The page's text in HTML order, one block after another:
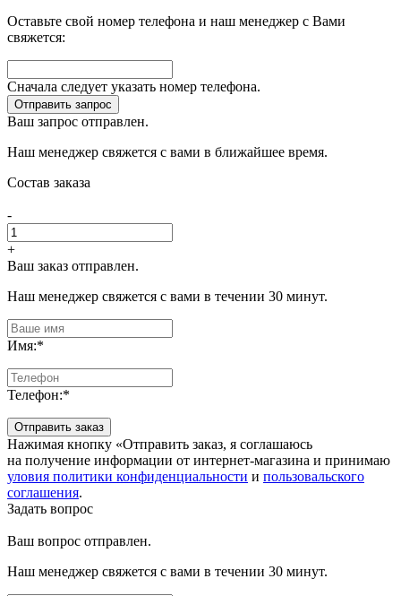
Оставьте свой номер телефона и наш менеджер с Вами
свяжется:
Сначала следует указать номер телефона.
Отправить запрос
Ваш запрос отправлен.
Наш менеджер свяжется с вами в ближайшее время.
Состав заказа
-
+
Ваш заказ отправлен.
Наш менеджер свяжется с вами в течении 30 минут.
Имя:*
Телефон:*
Отправить заказ
Нажимая кнопку «Отправить заказ, я соглашаюсь
на получение информации от интернет-магазина и принимаю
уловия политики конфиденциальности и пользовальского
соглашения.
Задать вопрос
Ваш вопрос отправлен.
Наш менеджер свяжется с вами в течении 30 минут.